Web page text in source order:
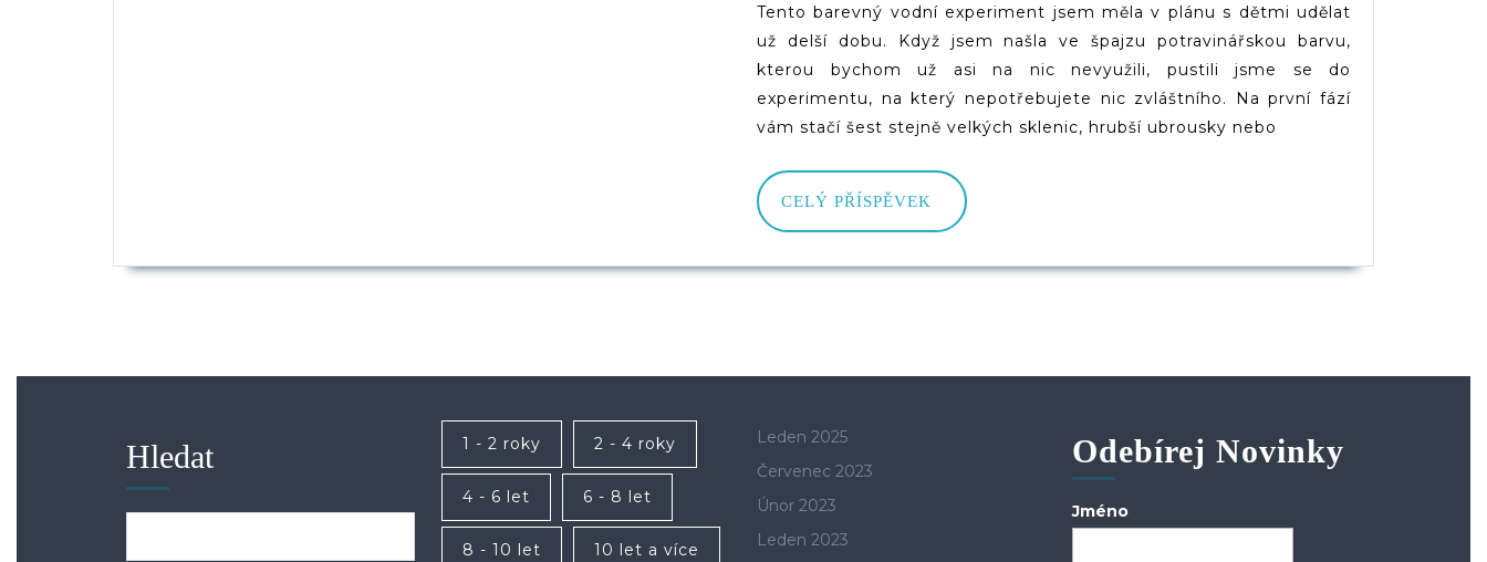
Voda,
Barevný
Vodní
Tento barevný vodní experiment jsem měla v plánu s dětmi udělat
už delší dobu. Když jsem našla ve špajzu potravinářskou barvu,
kterou bychom už asi na nic nevyužili, pustili jsme se do
experimentu, na který nepotřebujete nic zvláštního. Na první fází
vám stačí šest stejně velkých sklenic, hrubší ubrousky nebo
CELÝ PŘÍSPĚVEK
CELÝ
PŘÍSPĚVEK
Hledat 1 - 2 roky 2 - 4 roky
4 - 6 let 6 - 8 let
8 - 10 let 10 let a více
Leden 2025
Červenec 2023
Únor 2023
Leden 2023
Odebírej Novinky
Jméno